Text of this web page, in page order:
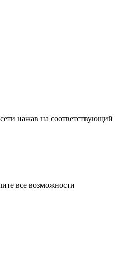
нажав на соответствующий
все возможности